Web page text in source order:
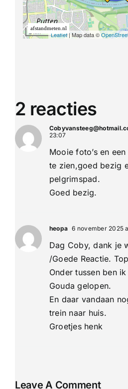
2 reacties
23:07
Mooie foto’s en
te zien,goed bezig
pelgrimspad.
Goed bezig.
heopa 6 november 2025
Dag Coby, dank je
/Goede Reactie. Top
Onder tussen ben
Gouda gelopen.
En daar vandaan
trein naar huis.
Groetjes henk
Leave A Comment